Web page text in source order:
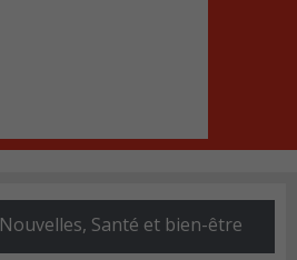
Nouvelles, Santé et bien-être